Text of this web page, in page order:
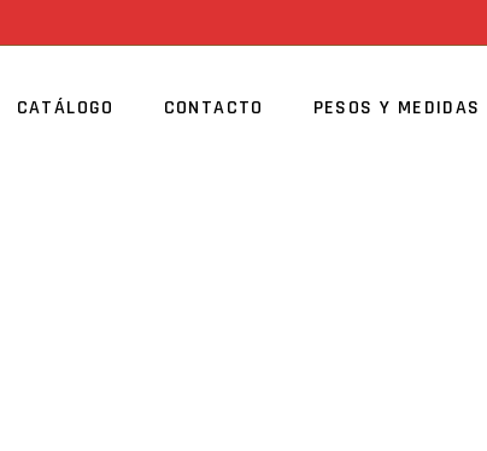
CATÁLOGO CONTACTO PESOS Y MEDIDAS